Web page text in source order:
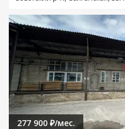
277 900 ₽/мес.